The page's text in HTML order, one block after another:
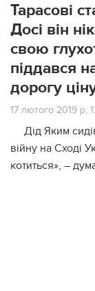
Тарасові
Досі він
свою
піддався
дорогу
17 лютого 2019 р.
Дід Яким
війну на Сході
котиться», –